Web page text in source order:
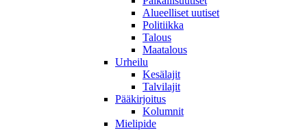
Alueelliset uutiset
Politiikka
Talous
Maatalous
Urheilu
Kesälajit
Talvilajit
Pääkirjoitus
Kolumnit
Mielipide